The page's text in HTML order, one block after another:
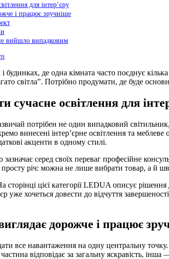
для інтер’єру
і працює зручніше
вийшло випадковим
будинках, де одна кімната часто поєднує
світла”. Потрібно продумати, де буде
сучасне освітлення для
потрібен не один випадковий
винесені інтер’єрне освітлення та меблеве
акценти в одному стилі.
серед своїх переваг професійне
просту річ: можна не лише вибрати товар, а й
цієї категорії LEDUA описує
уже хочеться довести до відчуття
дорожче і працює
все навантаження на одну центральну
відповідає за загальну яскравість,